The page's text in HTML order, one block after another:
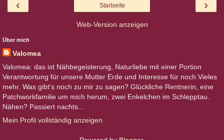
‹ ›
Startseite
Web-Version anzeigen
Über mich
Valomea
Valomea: das ist Nähbegeisterung, Naturliebe mit einer Portion
Verantwortung für unsere Mutter Erde und Interesse für noch Vieles
mehr. Was gibt's noch zu mir zu sagen? Glückliche Rentnerin, eine
Patchworkfamilie um mich herum, zwei Enkelchen im Schlepptau.
Nähen? Passiert nachts...
Mein Profil vollständig anzeigen